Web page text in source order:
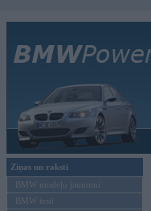
Ziņas un raksti
BMW modeļu jaunumi
BMW testi